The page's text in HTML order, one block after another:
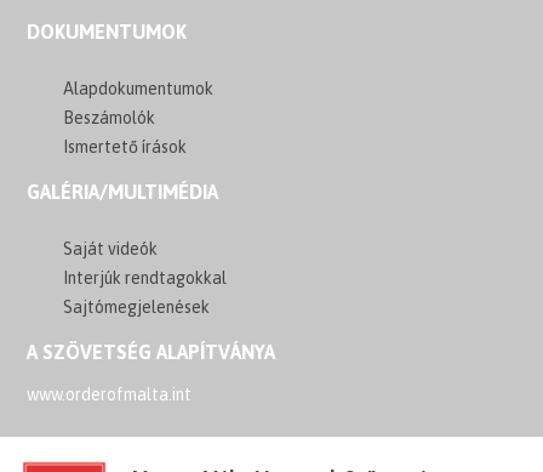
DOKUMENTUMOK
Alapdokumentumok
Beszámolók
Ismertető írások
GALÉRIA/MULTIMÉDIA
Saját videók
Interjúk rendtagokkal
Sajtómegjelenések
A SZÖVETSÉG ALAPÍTVÁNYA
www.orderofmalta.int